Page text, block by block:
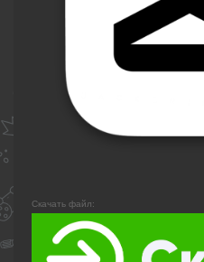
Скачать файл: